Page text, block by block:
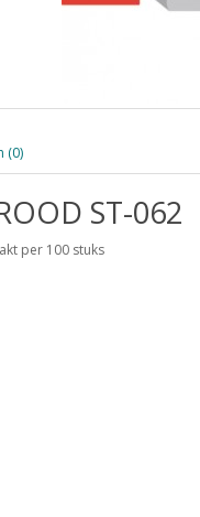
(0)
ST-062
per 100 stuks